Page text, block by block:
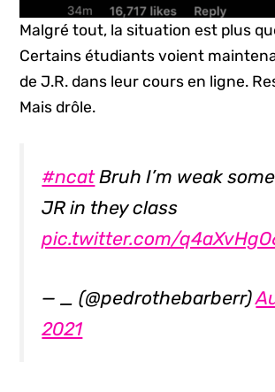
Malgré tout, la situation est plus
Certains étudiants voient
de J.R. dans leur cours en ligne.
Mais drôle.
#ncatBruh I’m weak
JR in they class
pic.twitter.com/
— _ (@pedrothebarberr)
2021